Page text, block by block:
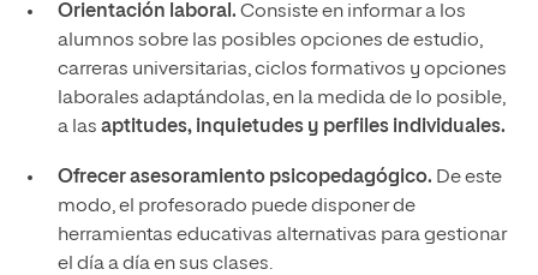
Orientación laboral. Consiste en informar a los
alumnos sobre las posibles opciones de estudio,
carreras universitarias, ciclos formativos y opciones
laborales adaptándolas, en la medida de lo posible,
a las aptitudes, inquietudes y perfiles individuales.
Ofrecer asesoramiento psicopedagógico. De este
modo, el profesorado puede disponer de
herramientas educativas alternativas para gestionar
el día a día en sus clases.